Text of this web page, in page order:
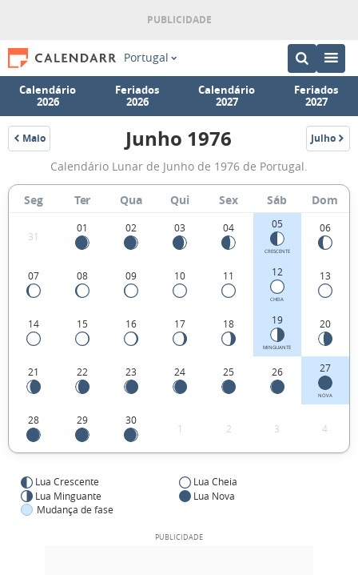
Portugal
Calendário
2026
Feriados
2026
Calendário
2027
Feriados
2027
Maio
1976
Fases
da
Lua
de
Junho
1976
Junho 1976 Julho
1976
Calendário Lunar de Junho de 1976 de Portugal.
Seg Ter Qua Qui Sex Sáb Dom
31
01 02 03 04 05
CRESCENTE
06
07 08 09 10 11 12
CHEIA
13
14 15 16 17 18 19
MINGUANTE
20
21 22 23 24 25 26 27
NOVA
28 29 30
1 2 3 4
Lua Crescente
Lua Cheia
Lua Minguante
Lua Nova
Mudança de fase